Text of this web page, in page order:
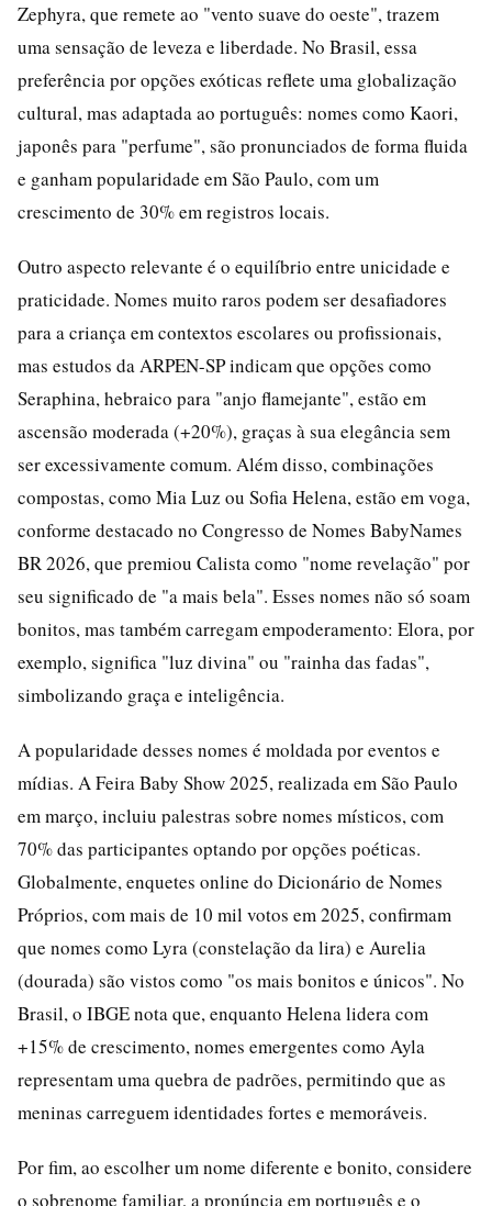
Zephyra, que remete ao "vento suave do oeste", trazem
uma sensação de leveza e liberdade. No Brasil, essa
preferência por opções exóticas reflete uma globalização
cultural, mas adaptada ao português: nomes como Kaori,
japonês para "perfume", são pronunciados de forma fluida
e ganham popularidade em São Paulo, com um
crescimento de 30% em registros locais.
Outro aspecto relevante é o equilíbrio entre unicidade e
praticidade. Nomes muito raros podem ser desafiadores
para a criança em contextos escolares ou profissionais,
mas estudos da ARPEN-SP indicam que opções como
Seraphina, hebraico para "anjo flamejante", estão em
ascensão moderada (+20%), graças à sua elegância sem
ser excessivamente comum. Além disso, combinações
compostas, como Mia Luz ou Sofia Helena, estão em voga,
conforme destacado no Congresso de Nomes BabyNames
BR 2026, que premiou Calista como "nome revelação" por
seu significado de "a mais bela". Esses nomes não só soam
bonitos, mas também carregam empoderamento: Elora, por
exemplo, significa "luz divina" ou "rainha das fadas",
simbolizando graça e inteligência.
A popularidade desses nomes é moldada por eventos e
mídias. A Feira Baby Show 2025, realizada em São Paulo
em março, incluiu palestras sobre nomes místicos, com
70% das participantes optando por opções poéticas.
Globalmente, enquetes online do Dicionário de Nomes
Próprios, com mais de 10 mil votos em 2025, confirmam
que nomes como Lyra (constelação da lira) e Aurelia
(dourada) são vistos como "os mais bonitos e únicos". No
Brasil, o IBGE nota que, enquanto Helena lidera com
+15% de crescimento, nomes emergentes como Ayla
representam uma quebra de padrões, permitindo que as
meninas carreguem identidades fortes e memoráveis.
Por fim, ao escolher um nome diferente e bonito, considere
o sobrenome familiar, a pronúncia em português e o